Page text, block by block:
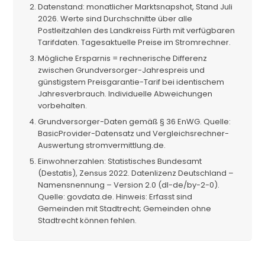
Datenstand: monatlicher Marktsnapshot, Stand Juli
2026. Werte sind Durchschnitte über alle
Postleitzahlen des Landkreiss Fürth mit verfügbaren
Tarifdaten. Tagesaktuelle Preise im Stromrechner.
Mögliche Ersparnis = rechnerische Differenz
zwischen Grundversorger-Jahrespreis und
günstigstem Preisgarantie-Tarif bei identischem
Jahresverbrauch. Individuelle Abweichungen
vorbehalten.
Grundversorger-Daten gemäß § 36 EnWG. Quelle:
BasicProvider-Datensatz und Vergleichsrechner-
Auswertung stromvermittlung.de.
Einwohnerzahlen: Statistisches Bundesamt
(Destatis), Zensus 2022. Datenlizenz Deutschland –
Namensnennung – Version 2.0 (dl-de/by-2-0).
Quelle: govdata.de. Hinweis: Erfasst sind
Gemeinden mit Stadtrecht; Gemeinden ohne
Stadtrecht können fehlen.